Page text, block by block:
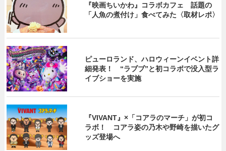
『映画ちいかわ』コラボカフェ 話題の
「人魚の煮付け」食べてみた〈取材レポ〉
ピューロランド、ハロウィーンイベント詳
細発表！ “ラブブ”と初コラボで没入型ラ
イブショーを実施
『VIVANT』×「コアラのマーチ」が初コ
ラボ！ コアラ姿の乃木や野崎を描いたグ
ッズ登場へ